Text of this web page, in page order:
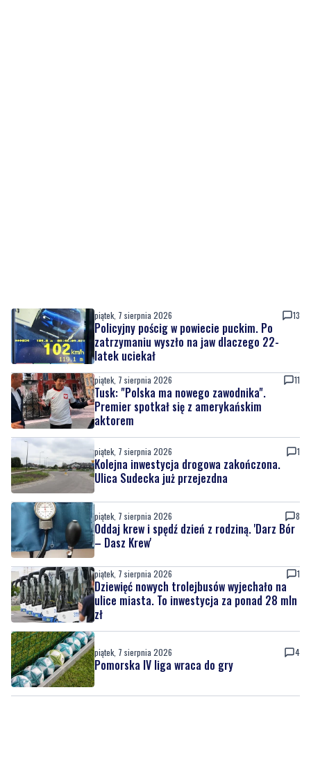
piątek, 7 sierpnia 2026 13
Policyjny pościg w powiecie puckim. Po
zatrzymaniu wyszło na jaw dlaczego 22-
latek uciekał
piątek, 7 sierpnia 2026 11
Tusk: "Polska ma nowego zawodnika".
Premier spotkał się z amerykańskim
aktorem
piątek, 7 sierpnia 2026 1
Kolejna inwestycja drogowa zakończona.
Ulica Sudecka już przejezdna
piątek, 7 sierpnia 2026 8
Oddaj krew i spędź dzień z rodziną. 'Darz Bór
– Dasz Krew'
piątek, 7 sierpnia 2026 1
Dziewięć nowych trolejbusów wyjechało na
ulice miasta. To inwestycja za ponad 28 mln
zł
piątek, 7 sierpnia 2026 4
Pomorska IV liga wraca do gry